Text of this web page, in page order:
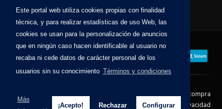
Este portal web utiliza cookies propias con finalidad
técnica, y para realizar estadísticas de uso Web, las
cookies se usan para la personalización de anuncios
que en ningún caso hacen identificable al usuario no
recaba ni cede datos de carácter personal de los
usuarios sin su conocimiento Términos y condiciones
Más
¡Acepto! Rechazar Configurar
Condiciones de compra
Política de envíos
Política de devolución Política de Privacidad